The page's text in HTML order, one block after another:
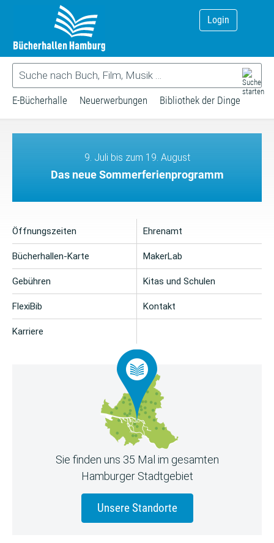
Login
E-Bücherhalle Neuerwerbungen Bibliothek der Dinge
9. Juli bis zum 19. August
Das neue Sommerferienprogramm
Öffnungszeiten
Bücherhallen-Karte
Gebühren
FlexiBib
Karriere
Ehrenamt
MakerLab
Kitas und Schulen
Kontakt
Sie finden uns 35 Mal im gesamten
Hamburger Stadtgebiet
Unsere Standorte